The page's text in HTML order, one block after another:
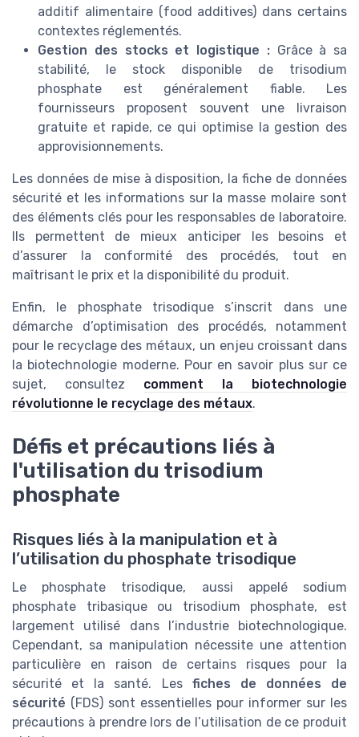
additif alimentaire (food additives) dans certains
contextes réglementés.
Gestion des stocks et logistique :Grâce à sa
stabilité, le stock disponible de trisodium
phosphate est généralement fiable. Les
fournisseurs proposent souvent une livraison
gratuite et rapide, ce qui optimise la gestion des
approvisionnements.
Les données de mise à disposition, la fiche de données
sécurité et les informations sur la masse molaire sont
des éléments clés pour les responsables de laboratoire.
Ils permettent de mieux anticiper les besoins et
d’assurer la conformité des procédés, tout en
maîtrisant le prix et la disponibilité du produit.
Enfin, le phosphate trisodique s’inscrit dans une
démarche d’optimisation des procédés, notamment
pour le recyclage des métaux, un enjeu croissant dans
la biotechnologie moderne. Pour en savoir plus sur ce
sujet, consultez comment la biotechnologie
révolutionne le recyclage des métaux.
Défis et précautions liés à
l'utilisation du trisodium
phosphate
Risques liés à la manipulation et à
l’utilisation du phosphate trisodique
Le phosphate trisodique, aussi appelé sodium
phosphate tribasique ou trisodium phosphate, est
largement utilisé dans l’industrie biotechnologique.
Cependant, sa manipulation nécessite une attention
particulière en raison de certains risques pour la
sécurité et la santé. Les fiches de données de
sécurité (FDS) sont essentielles pour informer sur les
précautions à prendre lors de l’utilisation de ce produit